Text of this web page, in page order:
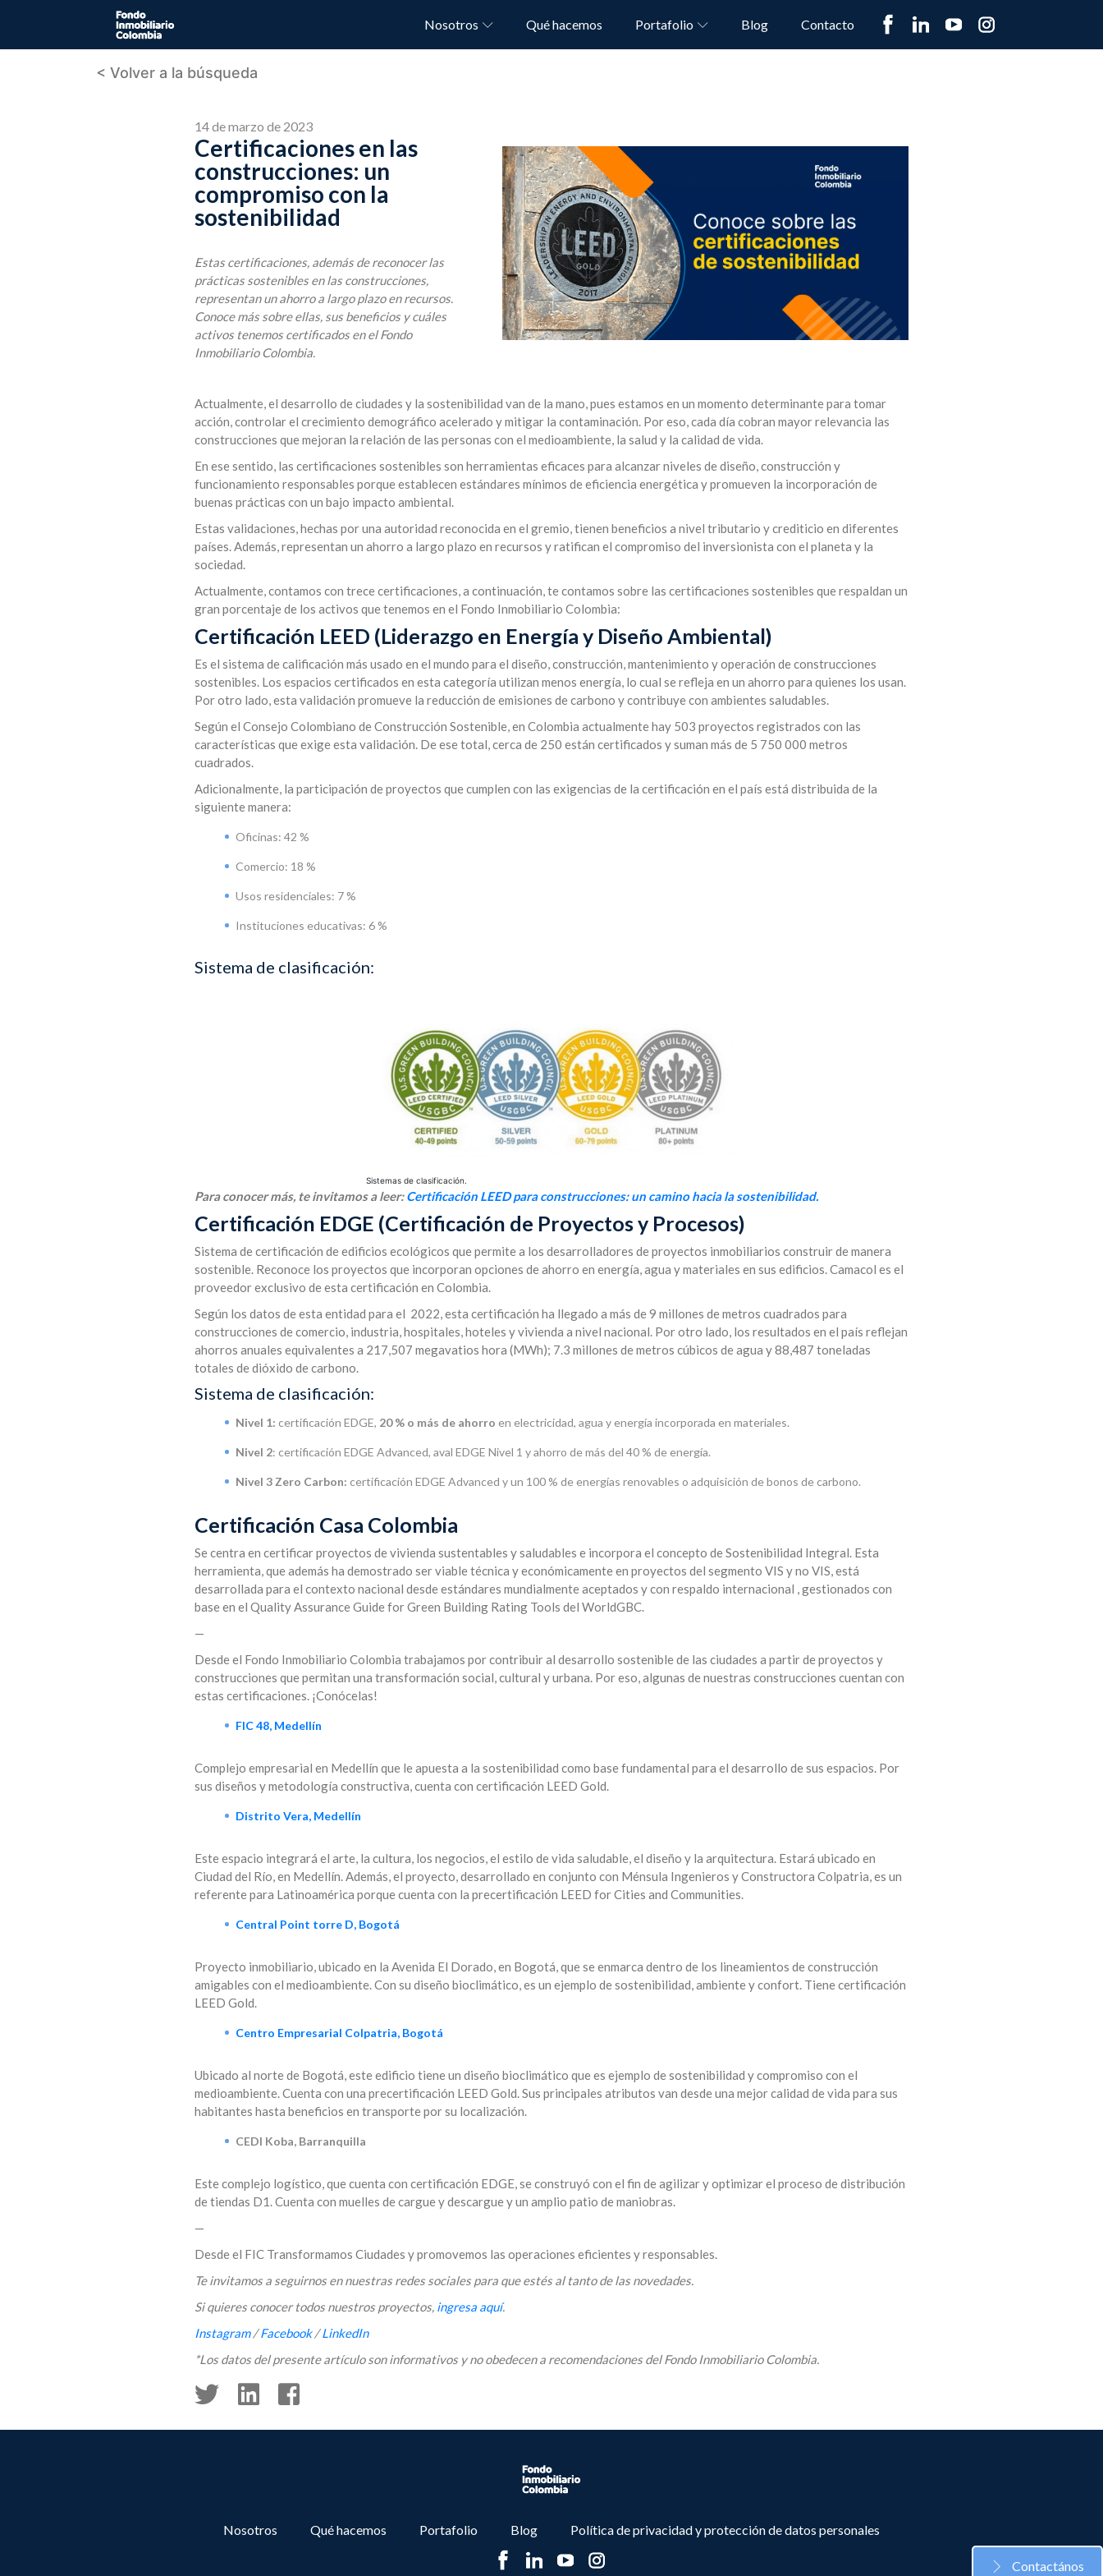
Nosotros Qué hacemos Portafolio Blog Contacto
Contactános
< Volver a la búsqueda
14 de marzo de 2023
Certificaciones en las
construcciones: un
compromiso con la
sostenibilidad
Estas certificaciones, además de reconocer las
prácticas sostenibles en las construcciones,
representan un ahorro a largo plazo en recursos.
Conoce más sobre ellas, sus beneficios y cuáles
activos tenemos certificados en el Fondo
Inmobiliario Colombia.
Actualmente, el desarrollo de ciudades y la sostenibilidad van de la mano, pues estamos en un momento determinante para tomar
acción, controlar el crecimiento demográfico acelerado y mitigar la contaminación. Por eso, cada día cobran mayor relevancia las
construcciones que mejoran la relación de las personas con el medioambiente, la salud y la calidad de vida.
En ese sentido, las certificaciones sostenibles son herramientas eficaces para alcanzar niveles de diseño, construcción y
funcionamiento responsables porque establecen estándares mínimos de eficiencia energética y promueven la incorporación de
buenas prácticas con un bajo impacto ambiental.
Estas validaciones, hechas por una autoridad reconocida en el gremio, tienen beneficios a nivel tributario y crediticio en diferentes
países. Además, representan un ahorro a largo plazo en recursos y ratifican el compromiso del inversionista con el planeta y la
sociedad.
Actualmente, contamos con trece certificaciones, a continuación, te contamos sobre las certificaciones sostenibles que respaldan un
gran porcentaje de los activos que tenemos en el Fondo Inmobiliario Colombia:
Certificación LEED (Liderazgo en Energía y Diseño Ambiental)
Es el sistema de calificación más usado en el mundo para el diseño, construcción, mantenimiento y operación de construcciones
sostenibles. Los espacios certificados en esta categoría utilizan menos energía, lo cual se refleja en un ahorro para quienes los usan.
Por otro lado, esta validación promueve la reducción de emisiones de carbono y contribuye con ambientes saludables.
Según el Consejo Colombiano de Construcción Sostenible, en Colombia actualmente hay 503 proyectos registrados con las
características que exige esta validación. De ese total, cerca de 250 están certificados y suman más de 5 750 000 metros
cuadrados.
Adicionalmente, la participación de proyectos que cumplen con las exigencias de la certificación en el país está distribuida de la
siguiente manera:
Oficinas: 42 %
Comercio: 18 %
Usos residenciales: 7 %
Instituciones educativas: 6 %
Sistema de clasificación:
Sistemas de clasificación.
Para conocer más, te invitamos a leer:Certificación LEED para construcciones: un camino hacia la sostenibilidad.
Certificación EDGE (Certificación de Proyectos y Procesos)
Sistema de certificación de edificios ecológicos que permite a los desarrolladores de proyectos inmobiliarios construir de manera
sostenible. Reconoce los proyectos que incorporan opciones de ahorro en energía, agua y materiales en sus edificios. Camacol es el
proveedor exclusivo de esta certificación en Colombia.
Según los datos de esta entidad para el 2022, esta certificación ha llegado a más de 9 millones de metros cuadrados para
construcciones de comercio, industria, hospitales, hoteles y vivienda a nivel nacional. Por otro lado, los resultados en el país reflejan
ahorros anuales equivalentes a 217,507 megavatios hora (MWh); 7.3 millones de metros cúbicos de agua y 88,487 toneladas
totales de dióxido de carbono.
Sistema de clasificación:
Nivel 1: certificación EDGE, 20 % o más de ahorro en electricidad, agua y energía incorporada en materiales.
Nivel 2: certificación EDGE Advanced, aval EDGE Nivel 1 y ahorro de más del 40 % de energía.
Nivel 3 Zero Carbon: certificación EDGE Advanced y un 100 % de energías renovables o adquisición de bonos de carbono.
Certificación Casa Colombia
Se centra en certificar proyectos de vivienda sustentables y saludables e incorpora el concepto de Sostenibilidad Integral. Esta
herramienta, que además ha demostrado ser viable técnica y económicamente en proyectos del segmento VIS y no VIS, está
desarrollada para el contexto nacional desde estándares mundialmente aceptados y con respaldo internacional , gestionados con
base en el Quality Assurance Guide for Green Building Rating Tools del WorldGBC.
—
Desde el Fondo Inmobiliario Colombia trabajamos por contribuir al desarrollo sostenible de las ciudades a partir de proyectos y
construcciones que permitan una transformación social, cultural y urbana. Por eso, algunas de nuestras construcciones cuentan con
estas certificaciones. ¡Conócelas!
FIC 48, Medellín
Complejo empresarial en Medellín que le apuesta a la sostenibilidad como base fundamental para el desarrollo de sus espacios. Por
sus diseños y metodología constructiva, cuenta con certificación LEED Gold.
Distrito Vera, Medellín
Este espacio integrará el arte, la cultura, los negocios, el estilo de vida saludable, el diseño y la arquitectura. Estará ubicado en
Ciudad del Río, en Medellín. Además, el proyecto, desarrollado en conjunto con Ménsula Ingenieros y Constructora Colpatria, es un
referente para Latinoamérica porque cuenta con la precertificación LEED for Cities and Communities.
Central Point torre D, Bogotá
Proyecto inmobiliario, ubicado en la Avenida El Dorado, en Bogotá, que se enmarca dentro de los lineamientos de construcción
amigables con el medioambiente. Con su diseño bioclimático, es un ejemplo de sostenibilidad, ambiente y confort. Tiene certificación
LEED Gold.
Centro Empresarial Colpatria, Bogotá
Ubicado al norte de Bogotá, este edificio tiene un diseño bioclimático que es ejemplo de sostenibilidad y compromiso con el
medioambiente. Cuenta con una precertificación LEED Gold. Sus principales atributos van desde una mejor calidad de vida para sus
habitantes hasta beneficios en transporte por su localización.
CEDI Koba, Barranquilla
Este complejo logístico, que cuenta con certificación EDGE, se construyó con el fin de agilizar y optimizar el proceso de distribución
de tiendas D1. Cuenta con muelles de cargue y descargue y un amplio patio de maniobras.
—
Desde el FIC Transformamos Ciudades y promovemos las operaciones eficientes y responsables.
Te invitamos a seguirnos en nuestras redes sociales para que estés al tanto de las novedades.
Si quieres conocer todos nuestros proyectos, ingresa aquí.
Instagram/Facebook/LinkedIn
*Los datos del presente artículo son informativos y no obedecen a recomendaciones del Fondo Inmobiliario Colombia.
Nosotros Qué hacemos Portafolio Blog Política de privacidad y protección de datos personales